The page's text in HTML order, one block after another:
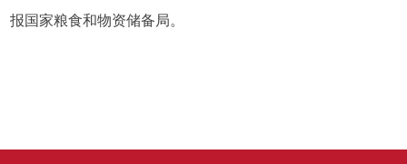
报国家粮食和物资储备局。